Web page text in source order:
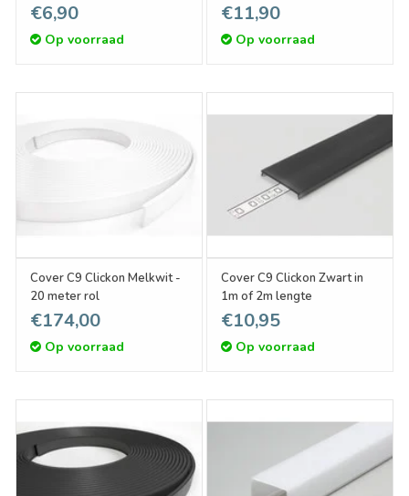
€6,90
Op voorraad
€11,90
Op voorraad
Cover C9 Clickon Melkwit -
20 meter rol
€174,00
Op voorraad
Cover C9 Clickon Zwart in
1m of 2m lengte
€10,95
Op voorraad